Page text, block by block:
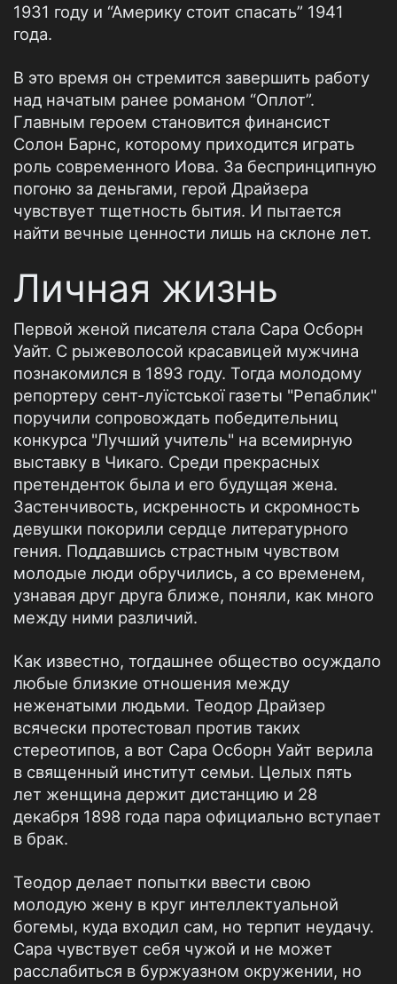
1931 году и “Америку стоит спасать” 1941
года.
В это время он стремится завершить работу
над начатым ранее романом “Оплот”.
Главным героем становится финансист
Солон Барнс, которому приходится играть
роль современного Иова. За беспринципную
погоню за деньгами, герой Драйзера
чувствует тщетность бытия. И пытается
найти вечные ценности лишь на склоне лет.
Личная жизнь
Первой женой писателя стала Сара Осборн
Уайт. С рыжеволосой красавицей мужчина
познакомился в 1893 году. Тогда молодому
репортеру сент-луїстської газеты "Репаблик"
поручили сопровождать победительниц
конкурса "Лучший учитель" на всемирную
выставку в Чикаго. Среди прекрасных
претенденток была и его будущая жена.
Застенчивость, искренность и скромность
девушки покорили сердце литературного
гения. Поддавшись страстным чувством
молодые люди обручились, а со временем,
узнавая друг друга ближе, поняли, как много
между ними различий.
Как известно, тогдашнее общество осуждало
любые близкие отношения между
неженатыми людьми. Теодор Драйзер
всячески протестовал против таких
стереотипов, а вот Сара Осборн Уайт верила
в священный институт семьи. Целых пять
лет женщина держит дистанцию и 28
декабря 1898 года пара официально вступает
в брак.
Теодор делает попытки ввести свою
молодую жену в круг интеллектуальной
богемы, куда входил сам, но терпит неудачу.
Сара чувствует себя чужой и не может
расслабиться в буржуазном окружении, но